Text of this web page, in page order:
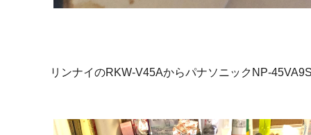
リンナイのRKW-V45AからパナソニックNP-